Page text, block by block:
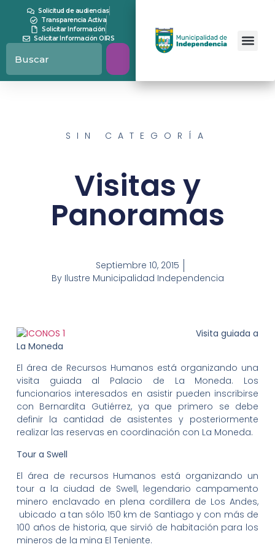
Solicitud de audiencias
Transparencia Activa
Solicitar Información
Solicitar Información OIRS
SIN CATEGORÍA
Visitas y
Panoramas
Septiembre 10, 2015
ByIlustre Municipalidad Independencia
Visita guiada a
La Moneda
El área de Recursos Humanos está organizando una
visita guiada al Palacio de La Moneda. Los
funcionarios interesados en asistir pueden inscribirse
con Bernardita Gutiérrez, ya que primero se debe
definir la cantidad de asistentes y posteriormente
realizar las reservas en coordinación con La Moneda.
Tour a Swell
El área de recursos Humanos está organizando un
tour a la ciudad de Swell, legendario campamento
minero enclavado en plena cordillera de Los Andes,
ubicado a tan sólo 150 km de Santiago y con más de
100 años de historia, que sirvió de habitación para los
mineros de la mina El Teniente.